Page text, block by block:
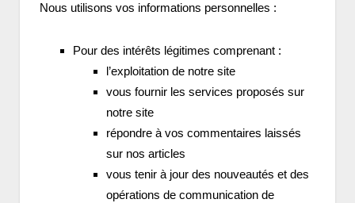
Nous utilisons vos informations personnelles :
Pour des intérêts légitimes comprenant :
l’exploitation de notre site
vous fournir les services proposés sur
notre site
répondre à vos commentaires laissés
sur nos articles
vous tenir à jour des nouveautés et des
opérations de communication de